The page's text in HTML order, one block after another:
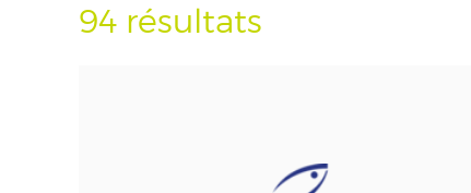
94 résultats